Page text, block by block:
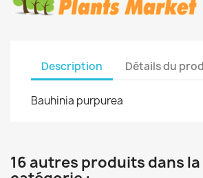
Description Détails du
Bauhinia purpurea
16 autres produits dans